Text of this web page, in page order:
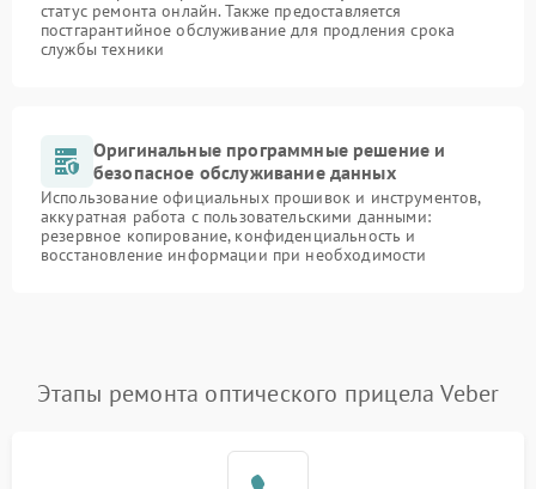
статус ремонта онлайн. Также предоставляется
постгарантийное обслуживание для продления срока
службы техники
Оригинальные программные решение и
безопасное обслуживание данных
Использование официальных прошивок и инструментов,
аккуратная работа с пользовательскими данными:
резервное копирование, конфиденциальность и
восстановление информации при необходимости
Этапы ремонта оптического прицела Veber